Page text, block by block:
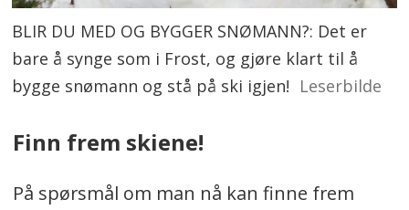
BLIR DU MED OG BYGGER SNØMANN?: Det er
bare å synge som i Frost, og gjøre klart til å
bygge snømann og stå på ski igjen! Leserbilde
Finn frem skiene!
På spørsmål om man nå kan finne frem